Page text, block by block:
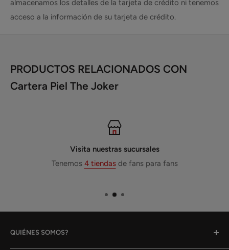
almacenamos los detalles de la tarjeta de crédito ni tenemos
acceso a la información de su tarjeta de crédito.
PRODUCTOS RELACIONADOS CON
Cartera Piel The Joker
Visita nuestras sucursales
Tenemos 4 tiendasde fans para fans
QUIÉNES SOMOS?